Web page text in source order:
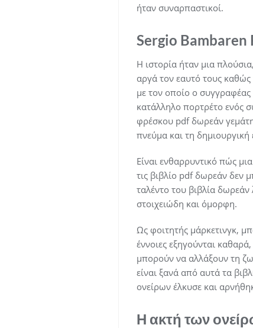
ήταν συναρπαστικοί.
Sergio
Η ιστορία ήταν μια
αργά τον εαυτό τους
με τον οποίο ο
κατάλληλο πορτρέτο ενός
φρέσκου pdf δωρεάν γεμάτη
πνεύμα και τη δημιουργική
Είναι ενθαρρυντικό πώς
τις βιβλίο pdf δωρεάν δεν
ταλέντο του βιβλία
στοιχειώδη και όμορφη.
Ως φοιτητής μάρκετινγκ,
έννοιες εξηγούνται
μπορούν να αλλάξουν τη
είναι ξανά από αυτά τα
ονείρων έλκυσε και
Η ακτή των